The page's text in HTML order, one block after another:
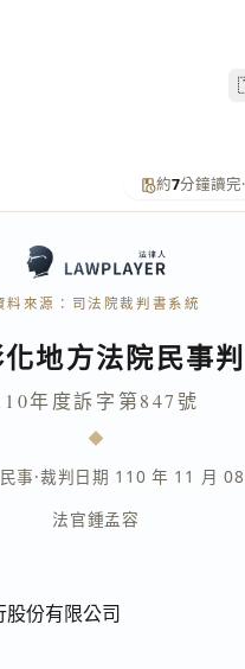
約7分鐘讀完·
料來源：司法院裁判書系統
地方法院民事
年度訴字第847號
民事·裁判日期 110 年 11 月
法官鍾孟容
份有限公司